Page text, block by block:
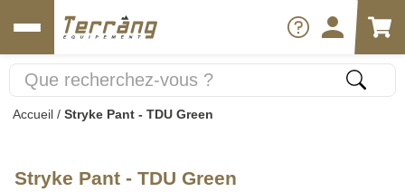
Accueil / Stryke Pant - TDU Green
Stryke Pant - TDU Green